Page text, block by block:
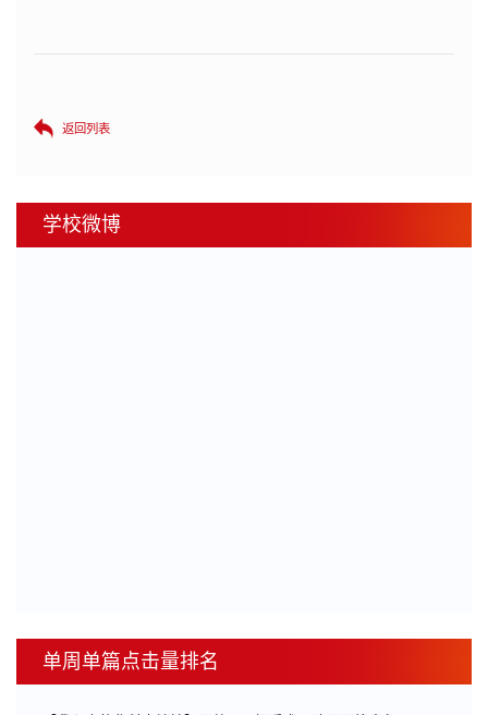
返回列表
学校微博
单周单篇点击量排名